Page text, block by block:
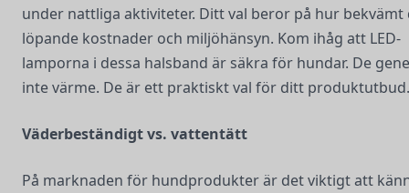
under nattliga aktiviteter. Ditt val beror på hur bekvämt
löpande kostnader och miljöhänsyn. Kom ihåg att LED-
lamporna i dessa halsband är säkra för hundar. De
inte värme. De är ett praktiskt val för ditt produktutbud.
Väderbeständigt vs. vattentätt
På marknaden för hundprodukter är det viktigt att